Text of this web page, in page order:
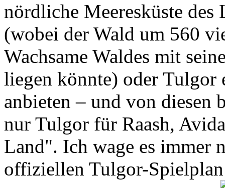
nördliche Meeresküste des
(wobei der Wald um 560
Wachsame Waldes mit
liegen könnte) oder Tulgor
anbieten – und von diesen
nur Tulgor für Raash,
Land". Ich wage es immer
offiziellen Tulgor-